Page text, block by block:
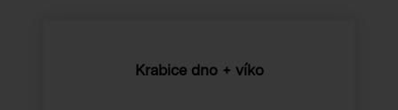
Krabice dno + víko